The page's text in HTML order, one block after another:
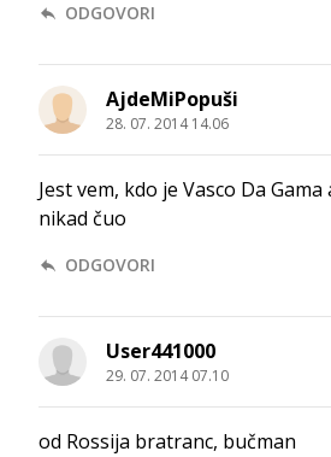
ODGOVORI
AjdeMiPopuši
28. 07. 2014 14.06
Jest vem, kdo je Vasco Da
nikad čuo
ODGOVORI
User441000
29. 07. 2014 07.10
od Rossija bratranc, bučman